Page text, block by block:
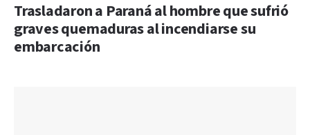
Trasladaron a Paraná al hombre que sufrió
graves quemaduras al incendiarse su
embarcación